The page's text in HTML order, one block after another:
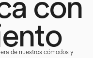
con
de nuestros cómodos y